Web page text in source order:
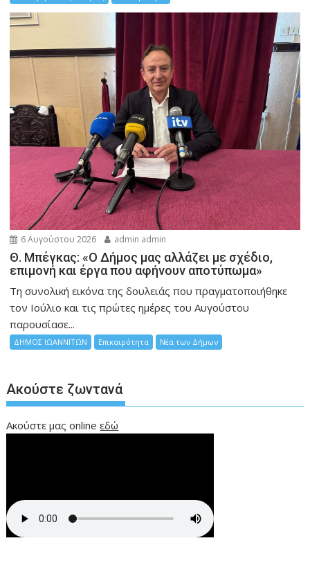
6 Αυγούστου 2026 admin admin
Θ. Μπέγκας: «Ο Δήμος μας αλλάζει με σχέδιο,
επιμονή και έργα που αφήνουν αποτύπωμα»
Τη συνολική εικόνα της δουλειάς που πραγματοποιήθηκε
τον Ιούλιο και τις πρώτες ημέρες του Αυγούστου
παρουσίασε...
ΔΗΜΟΣ ΙΩΑΝΝΙΤΩΝ Επικαιρότητα Νέα των Δήμων
Ακούστε ζωντανά
Ακούστε μας onlineεδώ